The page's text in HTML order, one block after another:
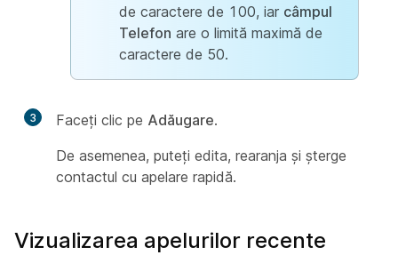
de caractere de 100, iar câmpul
Telefon are o limită maximă de
caractere de 50.
3 Faceți clic pe Adăugare.
De asemenea, puteți edita, rearanja și șterge
contactul cu apelare rapidă.
Vizualizarea apelurilor recente